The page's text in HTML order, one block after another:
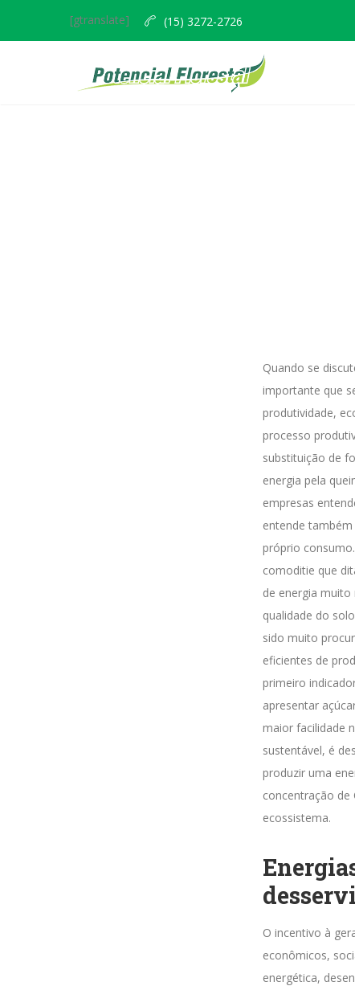
[gtranslate] (15) 3272-2726
Quando se
importante que
produtividade,
processo
substituição de
energia pela
empresas
entende
próprio
comoditie que
de energia muito
qualidade do
sido muito
eficientes de
primeiro
apresentar
maior facilidade
sustentável, é
produzir uma
concentração de
ecossistema.
O incentivo à
econômicos,
energética,